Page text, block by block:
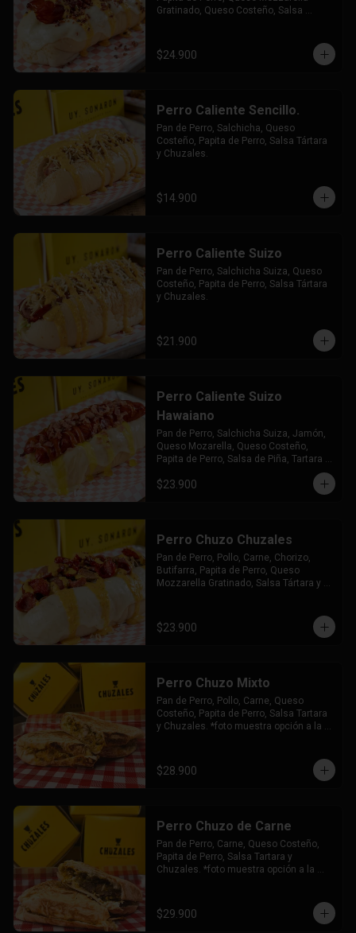
Gratinado, Queso Costeño, Salsa
$24.900
Perro Caliente Sencillo.
Pan de Perro, Salchicha, Queso
Costeño, Papita de Perro, Salsa Tártara
y Chuzales.
$14.900
Perro Caliente Suizo
Pan de Perro, Salchicha Suiza, Queso
Costeño, Papita de Perro, Salsa Tártara
y Chuzales.
$21.900
Perro Caliente Suizo
Hawaiano
Pan de Perro, Salchicha Suiza, Jamón,
Queso Mozarella, Queso Costeño,
Papita de Perro, Salsa de Piña, Tartara y
$23.900
Perro Chuzo Chuzales
Pan de Perro, Pollo, Carne, Chorizo,
Butifarra, Papita de Perro, Queso
Mozzarella Gratinado, Salsa Tártara y
$23.900
Perro Chuzo Mixto
Pan de Perro, Pollo, Carne, Queso
Costeño, Papita de Perro, Salsa Tartara
y Chuzales. *foto muestra opción a la
$28.900
Perro Chuzo de Carne
Pan de Perro, Carne, Queso Costeño,
Papita de Perro, Salsa Tartara y
Chuzales. *foto muestra opción a la
$29.900